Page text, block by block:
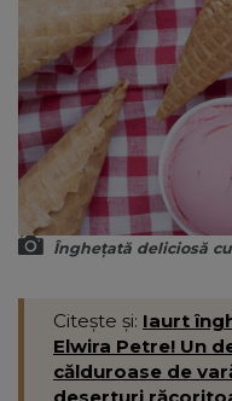
Înghețată deliciosă
Citește și: Iaurt
Elwira Petre! Un
călduroase de
deserturi